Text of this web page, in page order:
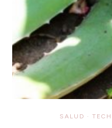
SALUD · TECH